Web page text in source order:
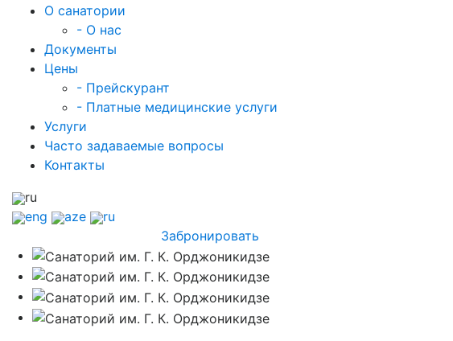
О санатории
- О нас
Документы
Цены
- Прейскурант
- Платные медицинские услуги
Услуги
Часто задаваемые вопросы
Контакты
ru
eng
aze
ru
Забронировать